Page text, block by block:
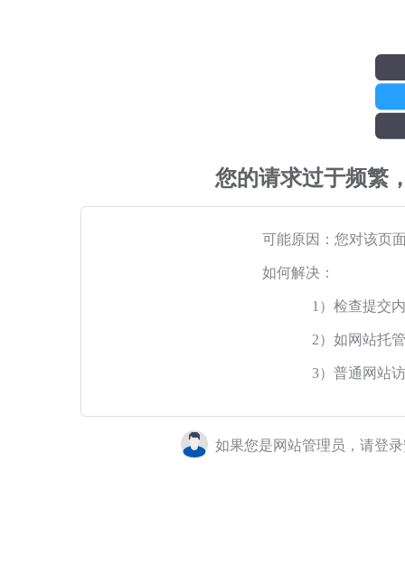
您的请求过于频繁
可能原因：您对该页
如何解决：
1）检查提交
2）如网站托
3）普通网站
如果您是网站管理员，请登